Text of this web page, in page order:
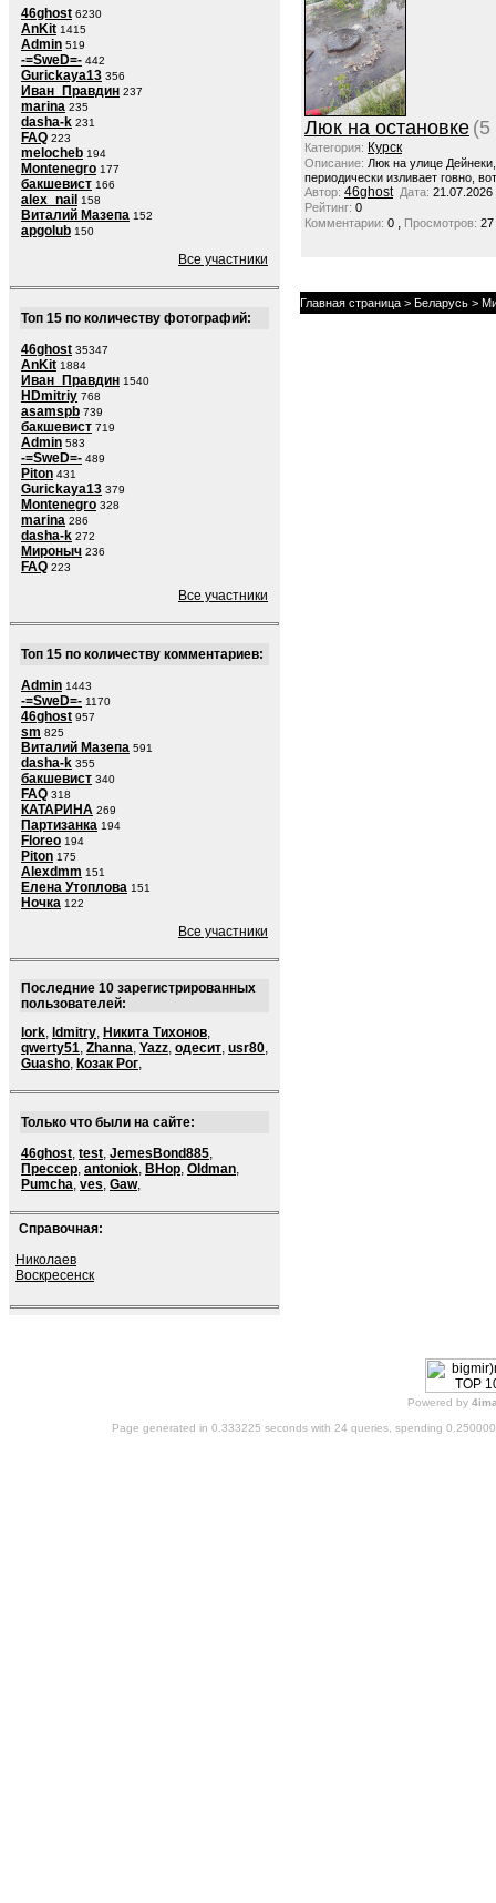
46ghost 6230
AnKit 1415
Admin 519
-=SweD=- 442
Gurickaya13 356
Иван_Правдин 237
marina 235
dasha-k 231
FAQ 223
melocheb 194
Montenegro 177
бакшевист 166
alex_nail 158
Виталий Мазепа 152
apgolub 150
Все участники
Топ 15 по количеству фотографий:
46ghost 35347
AnKit 1884
Иван_Правдин 1540
HDmitriy 768
asamspb 739
бакшевист 719
Admin 583
-=SweD=- 489
Piton 431
Gurickaya13 379
Montenegro 328
marina 286
dasha-k 272
Мироныч 236
FAQ 223
Все участники
Топ 15 по количеству комментариев:
Admin 1443
-=SweD=- 1170
46ghost 957
sm 825
Виталий Мазепа 591
dasha-k 355
бакшевист 340
FAQ 318
КАТАРИНА 269
Партизанка 194
Floreo 194
Piton 175
Alexdmm 151
Елена Утоплова 151
Ночка 122
Все участники
Последние 10 зарегистрированных
пользователей:
lork, ldmitry, Никита Тихонов,
qwerty51, Zhanna, Yazz, одесит, usr80,
Guasho, Козак Рог,
Только что были на сайте:
46ghost, test, JemesBond885,
Прессер, antoniok, BHop, Oldman,
Pumcha, ves, Gaw,
Справочная:
Николаев
Воскресенск
Люк на остановке (5
Категория: Курск
Описание: Люк на улице
периодически изливает говно,
Автор: 46ghost Дата: 21.07.2026
Рейтинг: 0
Комментарии: 0 , Просмотров: 27
Главная страница > Беларусь >
Powered by
Page generated in 0.333225 seconds with 24 queries, spending